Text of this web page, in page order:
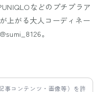
などのプチプラア
上がる大人コーディネー
。
事コンテンツ・画像等）を許